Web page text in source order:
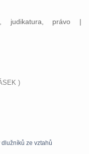
judikatura, právo |
)
ze vztahů